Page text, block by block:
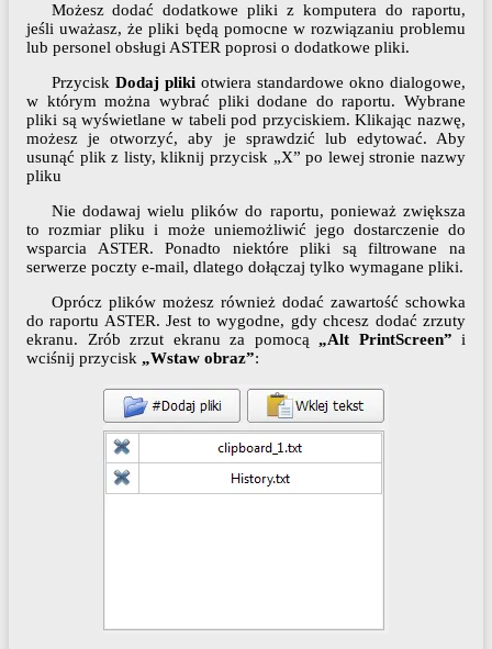
Możesz dodać dodatkowe pliki z komputera do raportu,
jeśli uważasz, że pliki będą pomocne w rozwiązaniu problemu
lub personel obsługi ASTER poprosi o dodatkowe pliki.
Przycisk Dodaj plikiotwiera standardowe okno dialogowe,
w którym można wybrać pliki dodane do raportu. Wybrane
pliki są wyświetlane w tabeli pod przyciskiem. Klikając nazwę,
możesz je otworzyć, aby je sprawdzić lub edytować. Aby
usunąć plik z listy, kliknij przycisk „X” po lewej stronie nazwy
pliku
Nie dodawaj wielu plików do raportu, ponieważ zwiększa
to rozmiar pliku i może uniemożliwić jego dostarczenie do
wsparcia ASTER. Ponadto niektóre pliki są filtrowane na
serwerze poczty e-mail, dlatego dołączaj tylko wymagane pliki.
Oprócz plików możesz również dodać zawartość schowka
do raportu ASTER. Jest to wygodne, gdy chcesz dodać zrzuty
ekranu. Zrób zrzut ekranu za pomocą „Alt PrintScreen” i
wciśnij przycisk „Wstaw obraz”: